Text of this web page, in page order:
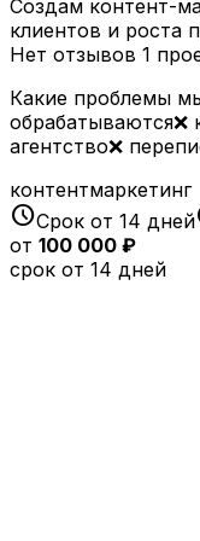
Создам контент-
клиентов и роста
Нет отзывов 1
Какие проблемы
обрабатываются❌
агентство❌
контентмаркетинг
scheduleСрок от 14 дней
от 100 000 ₽
срок от 14 дней